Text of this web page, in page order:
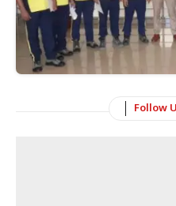
Follow